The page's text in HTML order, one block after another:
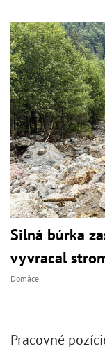
Silná búrka
vyvracal
Domáce
Pracovné